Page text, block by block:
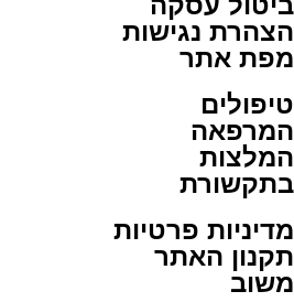
הצהרת נגישות
מפת אתר
טיפולים
המרפאה
המלצות
בתקשורת
מדיניות פרטיות
תקנון האתר
משוב